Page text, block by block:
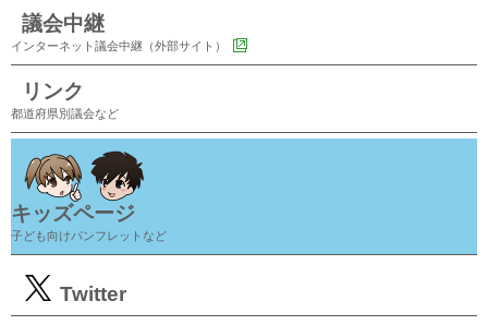
議会中継
インターネット議会中継（外部サイト）
リンク
都道府県別議会など
キッズページ
子ども向けパンフレットなど
Twitter